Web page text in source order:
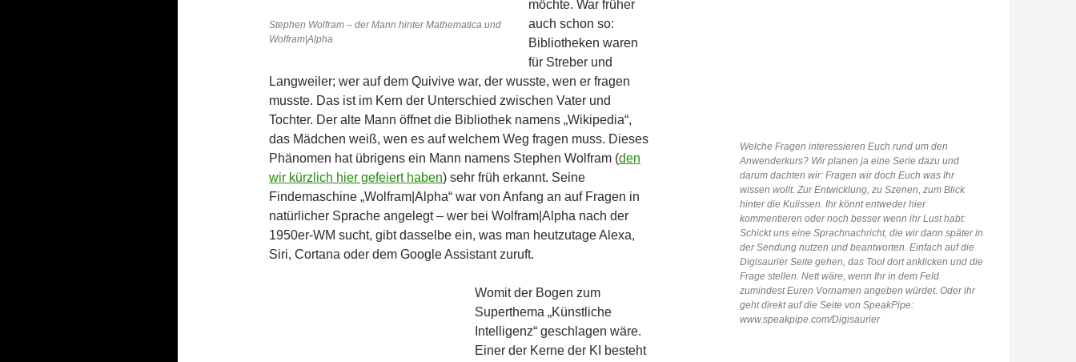
Stephen Wolfram – der Mann hinter Mathematica und
Wolfram|Alpha
möchte. War früher
auch schon so:
Bibliotheken waren
für Streber und
Langweiler; wer auf dem Quivive war, der wusste, wen er fragen
musste. Das ist im Kern der Unterschied zwischen Vater und
Tochter. Der alte Mann öffnet die Bibliothek namens „Wikipedia“,
das Mädchen weiß, wen es auf welchem Weg fragen muss. Dieses
Phänomen hat übrigens ein Mann namens Stephen Wolfram (den
wir kürzlich hier gefeiert haben) sehr früh erkannt. Seine
Findemaschine „Wolfram|Alpha“ war von Anfang an auf Fragen in
natürlicher Sprache angelegt – wer bei Wolfram|Alpha nach der
1950er-WM sucht, gibt dasselbe ein, was man heutzutage Alexa,
Siri, Cortana oder dem Google Assistant zuruft.
Womit der Bogen zum
Superthema „Künstliche
Intelligenz“ geschlagen wäre.
Einer der Kerne der KI besteht
Welche Fragen interessieren Euch rund um den
Anwenderkurs? Wir planen ja eine Serie dazu und
darum dachten wir: Fragen wir doch Euch was Ihr
wissen wollt. Zur Entwicklung, zu Szenen, zum Blick
hinter die Kulissen. Ihr könnt entweder hier
kommentieren oder noch besser wenn ihr Lust habt:
Schickt uns eine Sprachnachricht, die wir dann später in
der Sendung nutzen und beantworten. Einfach auf die
Digisaurier Seite gehen, das Tool dort anklicken und die
Frage stellen. Nett wäre, wenn Ihr in dem Feld
zumindest Euren Vornamen angeben würdet. Oder ihr
geht direkt auf die Seite von SpeakPipe:
www.speakpipe.com/Digisaurier